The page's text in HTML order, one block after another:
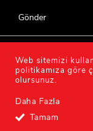
Gönder
© 2020 Millî
Kişisel Verilerin
Tasarım & Kodlama
Web sitemizi
politikamıza göre
olursunuz.
Daha Fazla
Tamam